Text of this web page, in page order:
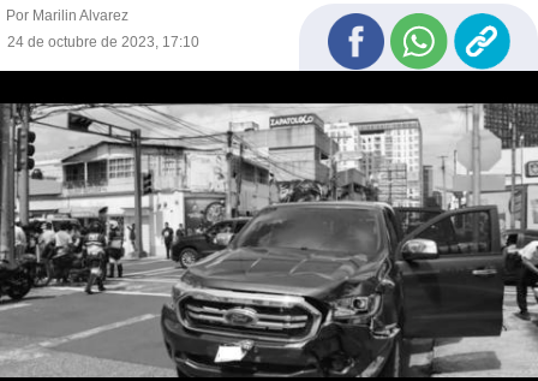
Por Marilin Alvarez
24 de octubre de 2023, 17:10